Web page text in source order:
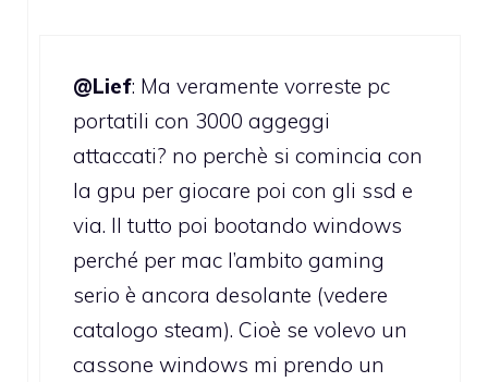
@Lief: Ma veramente vorreste pc
portatili con 3000 aggeggi
attaccati? no perchè si comincia con
la gpu per giocare poi con gli ssd e
via. Il tutto poi bootando windows
perché per mac l’ambito gaming
serio è ancora desolante (vedere
catalogo steam). Cioè se volevo un
cassone windows mi prendo un